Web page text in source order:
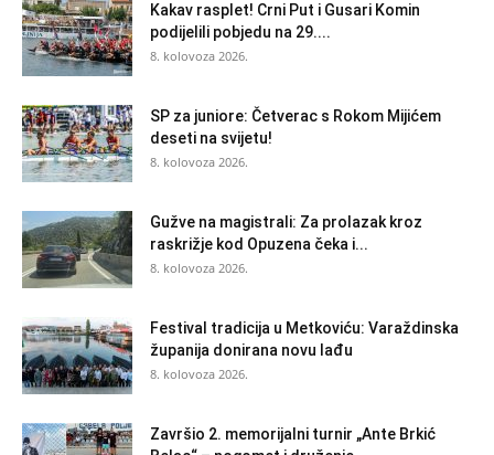
Kakav rasplet! Crni Put i Gusari Komin
podijelili pobjedu na 29....
8. kolovoza 2026.
SP za juniore: Četverac s Rokom Mijićem
deseti na svijetu!
8. kolovoza 2026.
Gužve na magistrali: Za prolazak kroz
raskrižje kod Opuzena čeka i...
8. kolovoza 2026.
Festival tradicija u Metkoviću: Varaždinska
županija donirana novu lađu
8. kolovoza 2026.
Završio 2. memorijalni turnir „Ante Brkić